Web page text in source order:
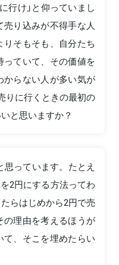
行け」と仰っていまし
り込みが不得手な人
そもそも、自分たち
ていて、その価値を
からない人が多い気が
りに行くときの最初の
と思いますか？
っています。たとえ
2円にする方法ってわ
らはじめから2円で売
の理由を考えるほうが
、そこを埋めたらい